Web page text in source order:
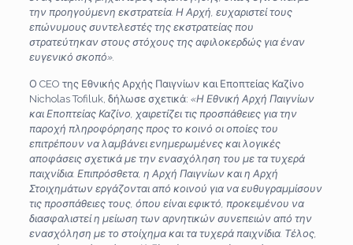
την προηγούμενη εκστρατεία. Η Αρχή ευχαριστεί τους
επώνυμους συντελεστές της εκστρατείας που
στρατεύτηκαν στους στόχους της αφιλοκερδώς για έναν
ευγενικό σκοπό».
Ο CEO της Εθνικής Αρχής Παιγνίων και Εποπτείας Καζίνο
Nicholas Tofiluk, δήλωσε σχετικά: «Η Εθνική Αρχή Παιγνίων
και Εποπτείας Καζίνο, χαιρετίζει τις προσπάθειες για την
παροχή πληροφόρησης προς το κοινό οι οποίες του
επιτρέπουν να λαμβάνει ενημερωμένες και λογικές
αποφάσεις σχετικά με την ενασχόληση του με τα τυχερά
παιχνίδια. Επιπρόσθετα, η Αρχή Παιγνίων και η Αρχή
Στοιχημάτων εργάζονται από κοινού για να ευθυγραμμίσουν
τις προσπάθειες τους, όπου είναι εφικτό, προκειμένου να
διασφαλιστεί η μείωση των αρνητικών συνεπειών από την
ενασχόληση με το στοίχημα και τα τυχερά παιχνίδια. Τέλος,